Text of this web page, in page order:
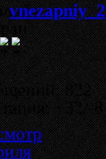
vnezapniy_2
822
+32/-8